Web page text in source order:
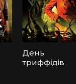
День
триффідів